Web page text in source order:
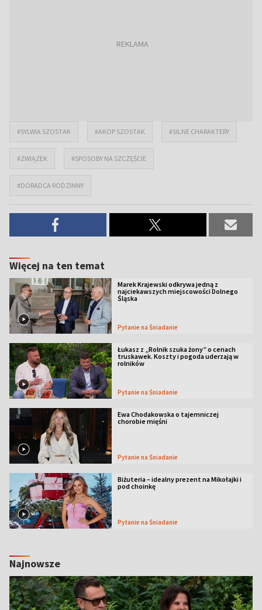
#SYLWIA SZOSTAK #AKOP SZOSTAK #SILNE CHARAKTERY
#ZWIĄZEK #SPOSOBY NA SZCZĘŚCIE
#DORADCA RODZINNY
Więcej na ten temat
Marek Krajewski odkrywa jedną z
najciekawszych miejscowości Dolnego
Śląska
Pytanie na Śniadanie
Łukasz z „Rolnik szuka żony” o cenach
truskawek. Koszty i pogoda uderzają w
rolników
Pytanie na Śniadanie
Ewa Chodakowska o tajemniczej
chorobie mięśni
Pytanie na Śniadanie
Biżuteria – idealny prezent na Mikołajki i
pod choinkę
Pytanie na Śniadanie
Najnowsze